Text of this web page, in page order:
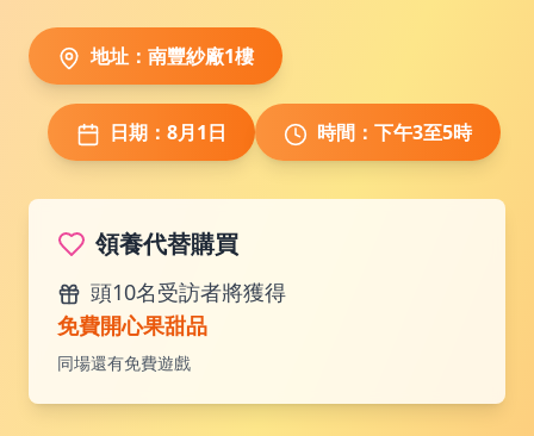
地址：南豐紗廠1樓
日期：8月1日 時間：下午3至5時
領養代替購買
頭10名受訪者將獲得
免費開心果甜品
同場還有免費遊戲